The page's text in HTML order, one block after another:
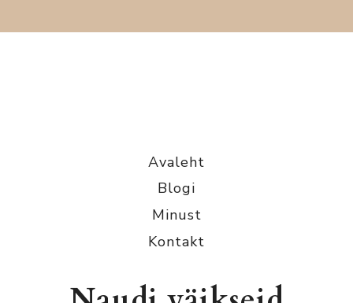
Avaleht
Blogi
Minust
Kontakt